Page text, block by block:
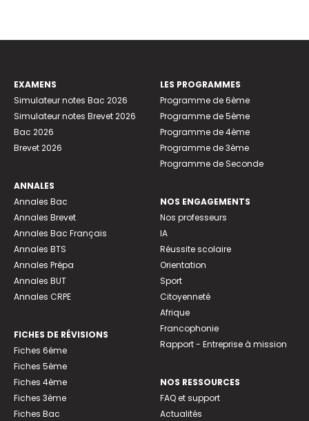
EXAMENS
Simulateur notes Bac 2026
Simulateur notes Brevet 2026
Bac 2026
Brevet 2026
ANNALES
Annales Bac
Annales Brevet
Annales Bac Français
Annales BTS
Annales Prépa
Annales BUT
Annales CRPE
FICHES DE RÉVISIONS
Fiches 6ème
Fiches 5ème
Fiches 4ème
Fiches 3ème
Fiches Bac
LES PROGRAMMES
Programme de 6ème
Programme de 5ème
Programme de 4ème
Programme de 3ème
Programme de Seconde
NOS ENGAGEMENTS
Nos professeurs
IA
Réussite scolaire
Orientation
Sport
Citoyenneté
Afrique
Francophonie
Rapport - Entreprise à mission
NOS RESSOURCES
FAQ et support
Actualités